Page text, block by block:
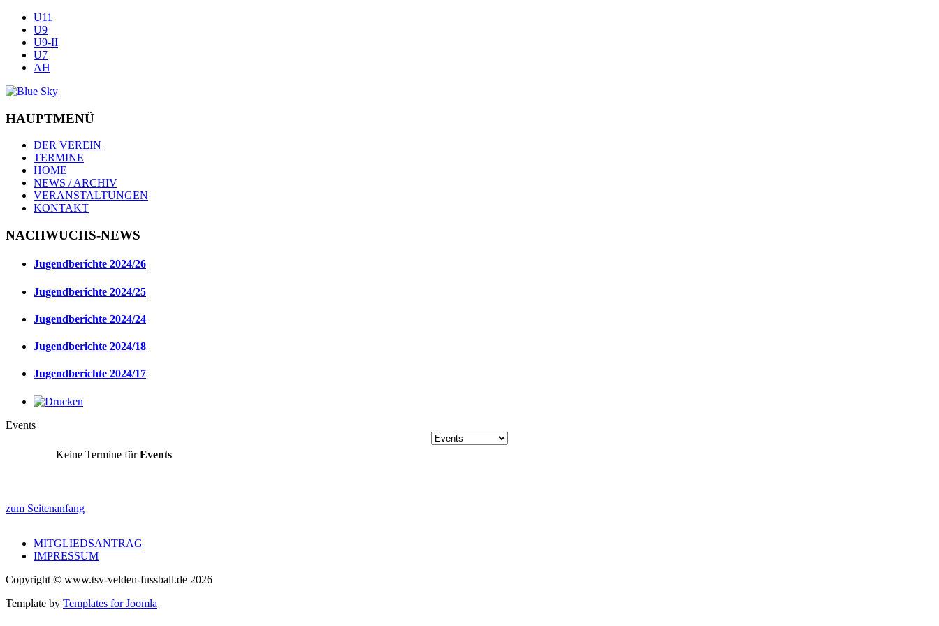
U11
U9
U9-II
U7
AH
HAUPTMENÜ
DER VEREIN
TERMINE
HOME
NEWS / ARCHIV
VERANSTALTUNGEN
KONTAKT
NACHWUCHS-NEWS
Jugendberichte 2024/26
Jugendberichte 2024/25
Jugendberichte 2024/24
Jugendberichte 2024/18
Jugendberichte 2024/17
Events
Keine Termine fürEvents
zum Seitenanfang
MITGLIEDSANTRAG
IMPRESSUM
Copyright © www.tsv-velden-fussball.de 2026
Template by Templates for Joomla